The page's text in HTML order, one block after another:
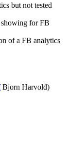
but not tested
showing for FB
of a FB analytics
Bjorn Harvold)